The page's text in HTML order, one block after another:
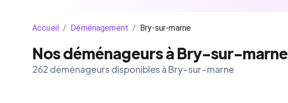
Accueil / Déménagement / Bry-sur-marne
Nos déménageurs à Bry-sur-marne
262 déménageurs disponibles à Bry-sur-marne